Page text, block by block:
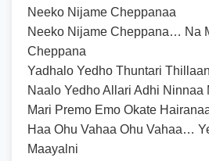
Neeko Nijame Cheppanaa
Neeko Nijame Cheppana… Na
Cheppana
Yadhalo Yedho Thuntari
Naalo Yedho Allari Adhi Ninnaa
Mari Premo Emo Okate
Haa Ohu Vahaa Ohu Vahaa…
Maayalni